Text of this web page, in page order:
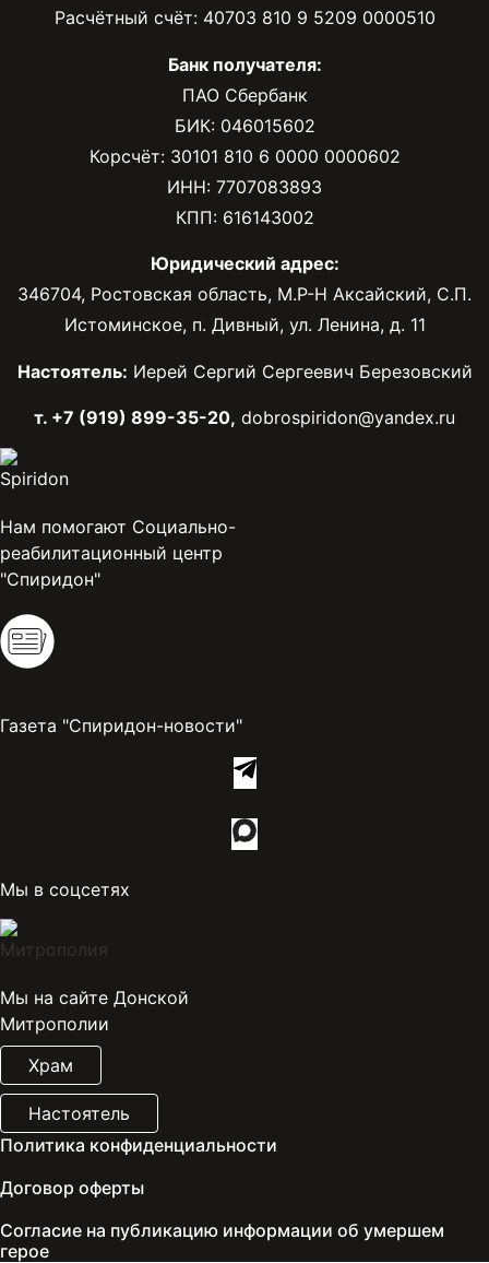
Расчётный счёт: 40703 810 9 5209 0000510
Банк получателя:
ПАО Сбербанк
БИК: 046015602
Корсчёт: 30101 810 6 0000 0000602
ИНН: 7707083893
КПП: 616143002
Юридический адрес:
346704, Ростовская область, М.Р-Н Аксайский, С.П.
Истоминское, п. Дивный, ул. Ленина, д. 11
Настоятель: Иерей Сергий Сергеевич Березовский
т. +7 (919) 899-35-20, dobrospiridon@yandex.ru
Нам помогают Социально-
реабилитационный центр
"Спиридон"
Газета "Спиридон-новости"
Мы в соцсетях
Мы на сайте Донской
Митрополии
Храм
Настоятель
Политика конфиденциальности
Договор оферты
Согласие на публикацию информации об умершем
герое